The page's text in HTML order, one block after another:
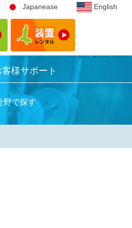
Japanease English
様サポート
Japanease English
様サポート
野で探す